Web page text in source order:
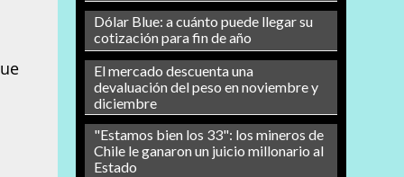
Dólar Blue: a cuánto puede llegar su
cotización para fin de año
El mercado descuenta una
devaluación del peso en noviembre y
diciembre
"Estamos bien los 33": los mineros de
Chile le ganaron un juicio millonario al
Estado